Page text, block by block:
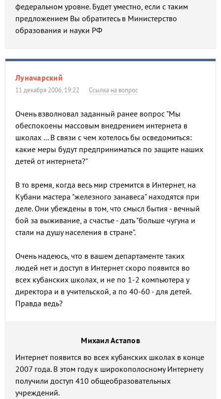
федеральном уровне. Будет уместно, если с таким
предложением Вы обратитесь в Министерство
образования и науки РФ
Луначарский
11 декабря 2006, 19:22 Ссылка на вопрос
Очень взволновал заданный ранее вопрос "Мы
обеспокоены массовым внедрением интернета в
школах ... В связи с чем хотелось бы осведомиться:
какие меры будут предприниматься по защите наших
детей от интернета?"
В то время, когда весь мир стремится в Интернет, на
Кубани мастера "железного занавеса" находятся при
деле. Они убеждены в том, что смысл бытия - вечный
бой за выживание, а счастье - дать "больше чугуна и
стали на душу населения в стране".
Очень надеюсь, что в вашем департаменте таких
людей нет и доступ в Интернет скоро появится во
всех кубанских школах, и не по 1-2 компьютера у
директора и в учительской, а по 40-60 - для детей.
Правда ведь?
Михаил Астапов
Интернет появится во всех кубанских школах в конце
2007 года. В этом году к широкополосному Интернету
получили доступ 410 общеобразовательных
учреждений.